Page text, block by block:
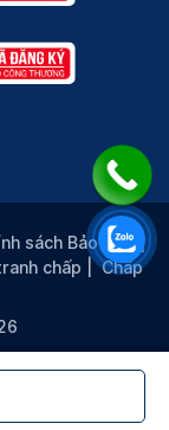
sách Bảo mật |
chấp |Chấp